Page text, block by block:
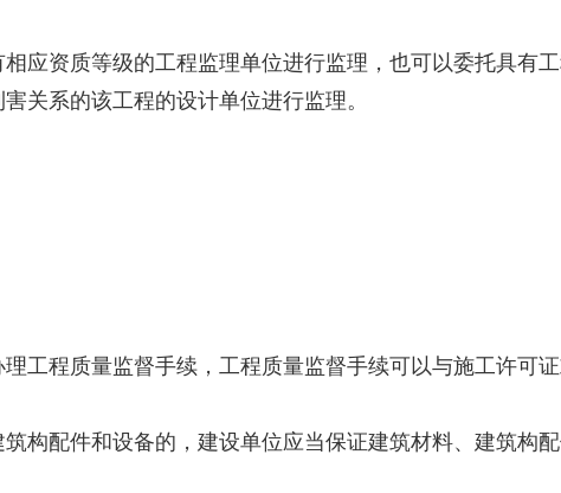
资质等级的工程监理单位进行监理，也可以委托具有
关系的该工程的设计单位进行监理。
程质量监督手续，工程质量监督手续可以与施工许可证
配件和设备的，建设单位应当保证建筑材料、建筑构配